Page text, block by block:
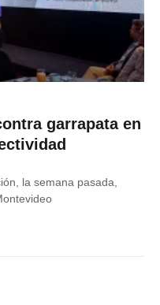
garrapata en
la semana pasada,